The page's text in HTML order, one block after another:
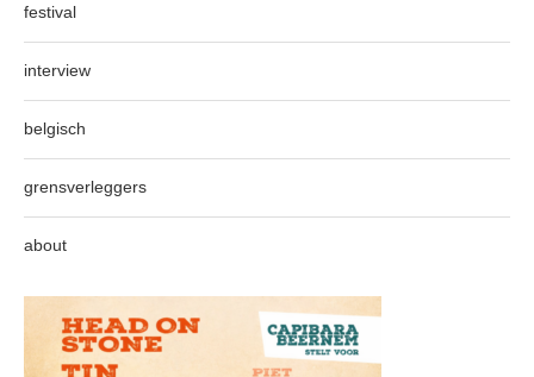
festival
interview
belgisch
grensverleggers
about